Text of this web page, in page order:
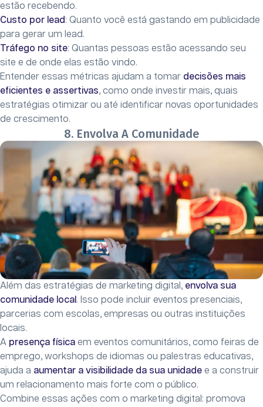
estão recebendo.
Custo por lead: Quanto você está gastando em publicidade
para gerar um lead.
Tráfego no site: Quantas pessoas estão acessando seu
site e de onde elas estão vindo.
Entender essas métricas ajudam a tomar decisões mais
eficientes e assertivas, como onde investir mais, quais
estratégias otimizar ou até identificar novas oportunidades
de crescimento.
8. Envolva A Comunidade
Além das estratégias de marketing digital, envolva sua
comunidade local . Isso pode incluir eventos presenciais,
parcerias com escolas, empresas ou outras instituições
locais.
A presença física em eventos comunitários, como feiras de
emprego, workshops de idiomas ou palestras educativas,
ajuda a aumentar a visibilidade da sua unidade e a construir
um relacionamento mais forte com o público.
Combine essas ações com o marketing digital: promova